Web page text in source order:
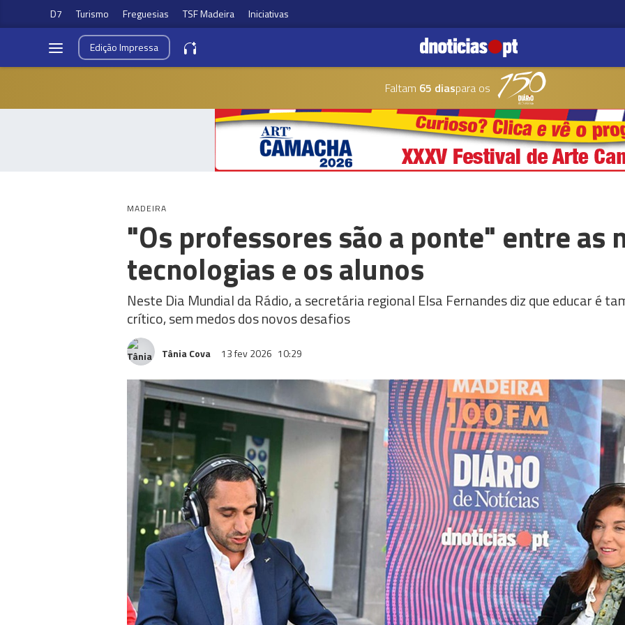
D7 Turismo Freguesias TSF Madeira Iniciativas
EdiçãoImpressa
Faltam 65 diaspara os
MADEIRA
"Os professores são a ponte" entre as
tecnologias e os alunos
Neste Dia Mundial da Rádio, a secretária regional Elsa Fernandes diz que educar é
crítico, sem medos dos novos desafios
Tânia Cova 13 fev 2026 10:29